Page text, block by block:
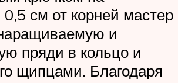
0,5 см от корней мастер
и
пряди в кольцо и
щипцами. Благодаря